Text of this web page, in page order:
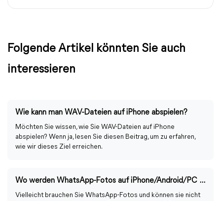
Folgende Artikel könnten Sie auch
interessieren
Wie kann man WAV-Dateien auf iPhone abspielen?
Möchten Sie wissen, wie Sie WAV-Dateien auf iPhone
abspielen? Wenn ja, lesen Sie diesen Beitrag, um zu erfahren,
wie wir dieses Ziel erreichen.
Wo werden WhatsApp-Fotos auf iPhone/Android/PC gespeichert?
Vielleicht brauchen Sie WhatsApp-Fotos und können sie nicht